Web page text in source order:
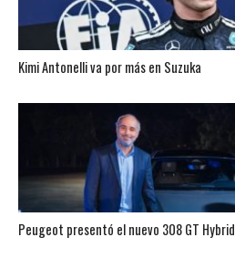
Kimi Antonelli va por más en Suzuka
Peugeot presentó el nuevo 308 GT Hybrid